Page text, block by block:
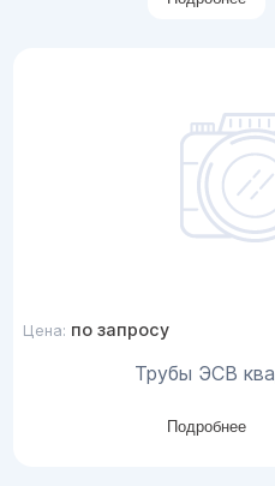
Цена: по запросу
Трубы ЭСВ
Подробнее